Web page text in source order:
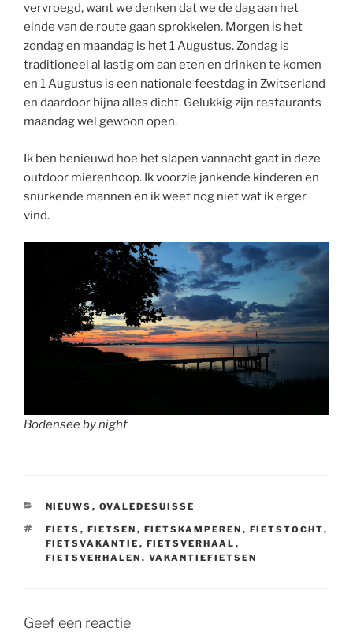
vervroegd, want we denken dat we de dag aan het
einde van de route gaan sprokkelen. Morgen is het
zondag en maandag is het 1 Augustus. Zondag is
traditioneel al lastig om aan eten en drinken te komen
en 1 Augustus is een nationale feestdag in Zwitserland
en daardoor bijna alles dicht. Gelukkig zijn restaurants
maandag wel gewoon open.
Ik ben benieuwd hoe het slapen vannacht gaat in deze
outdoor mierenhoop. Ik voorzie jankende kinderen en
snurkende mannen en ik weet nog niet wat ik erger
vind.
Bodensee by night
CATEGORIEËN
NIEUWS , OVALEDESUISSE
TAGS
FIETS , FIETSEN , FIETSKAMPEREN , FIETSTOCHT,
FIETSVAKANTIE , FIETSVERHAAL ,
FIETSVERHALEN , VAKANTIEFIETSEN
Geef een reactie